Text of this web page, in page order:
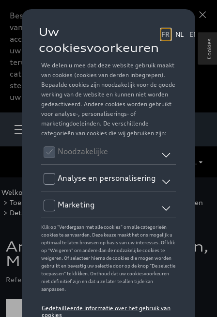
Beste accessoires-lovers,
vanaf nu kan u het hele
accessoire assortiment van
uw favoriete merk
terugvinden in de online
catalogus. Deze kunnen
steeds besteld worden via
uw verdeler.
Welkom Catalogus Audi >Velgen en banden
> Toebehoren voor velgen en banden
Antidiefstalbouten
> Detail
Anti-diefstal wielbouten,
M14 x 1.5 x 35.5
Referentie: 4K0071455
Cookies